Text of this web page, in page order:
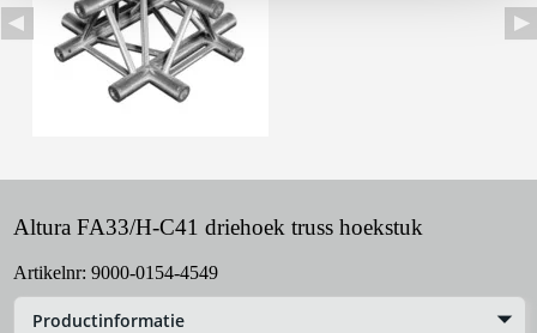
Altura FA33/H-C41 driehoek truss hoekstuk
Artikelnr: 9000-0154-4549
Productinformatie